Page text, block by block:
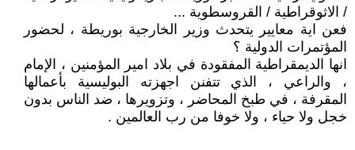
/ الاثوقراطية / القروسطوية ...
فعن اية معايير يتحدث وزير الخارجية بوريطة ، لحضور
المؤتمرات الدولية ؟
انها الديمقراطية المفقودة في بلاد امير المؤمنين ، الإمام
، والراعي ، الذي تتفنن اجهزته البوليسية بأعمالها
المقرفة ، في طبخ المحاضر ، وتزويرها ، ضد الناس بدون
خجل ولا حياء ، ولا خوفا من رب العالمين .